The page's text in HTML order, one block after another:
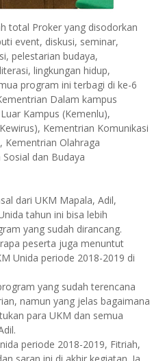
total Proker yang disodorkan
event, diskusi, seminar,
pelestarian budaya,
lingkungan hidup,
program ini terbagi di ke-6
Dalam kampus
Kampus (Kemenlu),
Kementrian Komunikasi
Olahraga
dan Budaya
dari UKM Mapala, Adil,
tahun ini bisa lebih
yang sudah dirancang.
peserta juga menuntut
Unida periode 2018-2019 di
yang sudah terencana
namun yang jelas bagaimana
para UKM dan semua
periode 2018-2019, Fitriah,